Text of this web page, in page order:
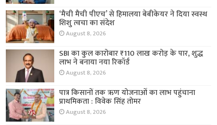
‘मैची मैची पीएच’ से हिमालया बेबीकेयर ने दिया स्वस्थ
शिशु त्वचा का संदेश
August 8, 2026
SBI का कुल कारोबार ₹110 लाख करोड़ के पार, शुद्ध
लाभ ने बनाया नया रिकॉर्ड
August 8, 2026
पात्र किसानों तक ऋण योजनाओं का लाभ पहुंचाना
प्राथमिकता : विवेक सिंह तोमर
August 8, 2026